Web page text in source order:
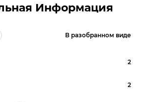
Информация
В разобранном виде
2
2